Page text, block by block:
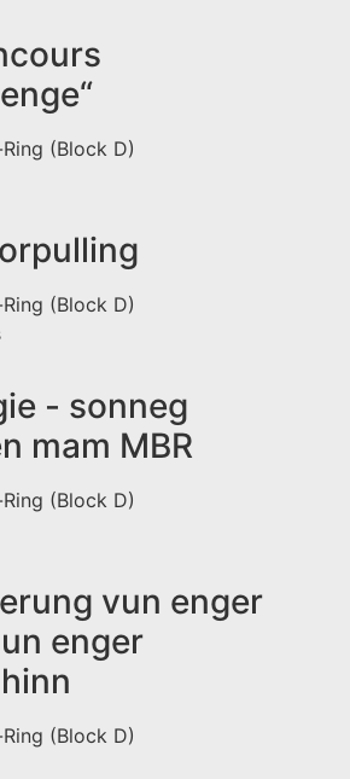
(Block D)
(Block D)
- sonneg
mam MBR
(Block D)
vun enger
enger
(Block D)